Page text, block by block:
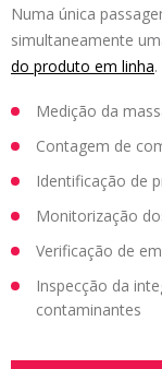
Numa única
simultaneamente
do produto em linha
Medição da
Contagem de
Identificação de
Monitorização
Verificação de
Inspecção da
contaminantes